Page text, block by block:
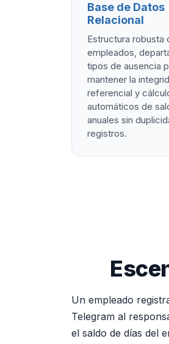
Base de Datos
Relacional
Estructura robusta
empleados,
tipos de ausencia
mantener la
referencial y
automáticos de
anuales sin
registros.
Un empleado
Telegram al
el saldo de días del